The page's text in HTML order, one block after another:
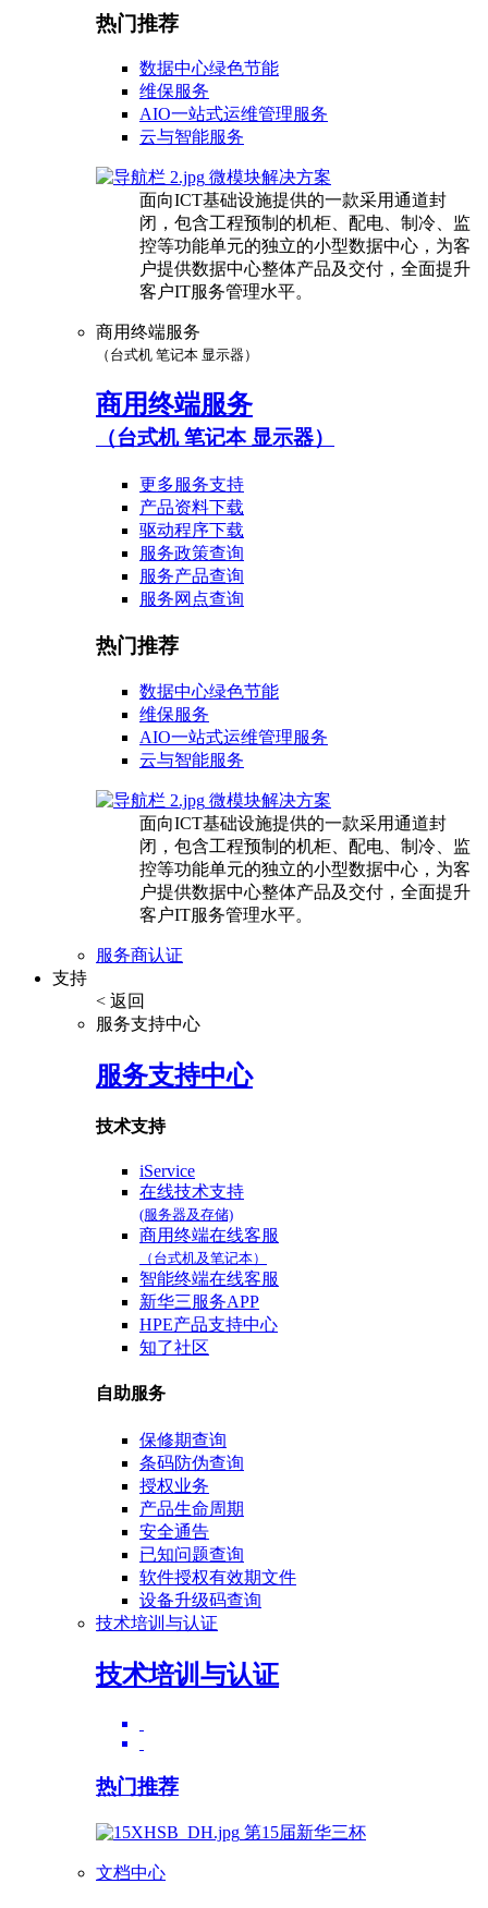
热门推荐
数据中心绿色节能
维保服务
AIO一站式运维管理服务
云与智能服务
微模块解决方案
面向ICT基础设施提供的一款采用通道封
闭，包含工程预制的机柜、配电、制冷、监
控等功能单元的独立的小型数据中心，为客
户提供数据中心整体产品及交付，全面提升
客户IT服务管理水平。
商用终端服务
（台式机 笔记本 显示器）
商用终端服务
（台式机 笔记本 显示器）
更多服务支持
产品资料下载
驱动程序下载
服务政策查询
服务产品查询
服务网点查询
热门推荐
数据中心绿色节能
维保服务
AIO一站式运维管理服务
云与智能服务
微模块解决方案
面向ICT基础设施提供的一款采用通道封
闭，包含工程预制的机柜、配电、制冷、监
控等功能单元的独立的小型数据中心，为客
户提供数据中心整体产品及交付，全面提升
客户IT服务管理水平。
服务商认证
支持
< 返回
服务支持中心
服务支持中心
技术支持
iService
在线技术支持
(服务器及存储)
商用终端在线客服
（台式机及笔记本）
智能终端在线客服
新华三服务APP
HPE产品支持中心
知了社区
自助服务
保修期查询
条码防伪查询
授权业务
产品生命周期
安全通告
已知问题查询
软件授权有效期文件
设备升级码查询
技术培训与认证
技术培训与认证
热门推荐
第15届新华三杯
文档中心